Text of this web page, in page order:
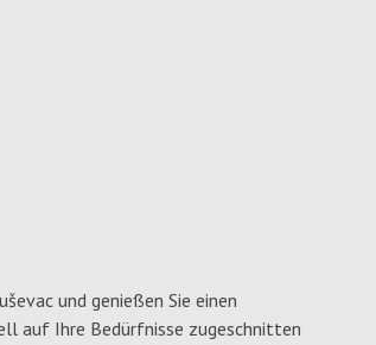
und genießen Sie einen
auf Ihre Bedürfnisse zugeschnitten